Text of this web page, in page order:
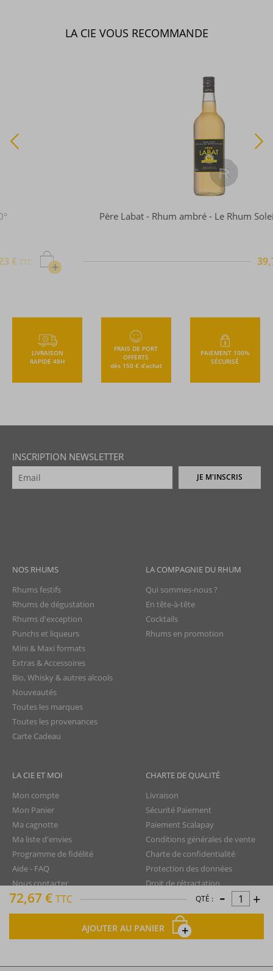
72,67 € TTC QTÉ : - +
AJOUTER AU PANIER
LA CIE VOUS RECOMMANDE
Père Labat - Rhum ambré - Le Rhum Soleil - 1L - 59°
+
39,72 €TTC
LIVRAISON
RAPIDE 48H
FRAIS DE PORT
OFFERTS
dès 150 € d’achat
PAIEMENT 100%
SÉCURISÉ
INSCRIPTION NEWSLETTER
JE M'INSCRIS
NOS RHUMS
Rhums festifs
Rhums de dégustation
Rhums d'exception
Punchs et liqueurs
Mini & Maxi formats
Extras & Accessoires
Bio, Whisky & autres alcools
Nouveautés
Toutes les marques
Toutes les provenances
Carte Cadeau
LA COMPAGNIE DU RHUM
Qui sommes-nous ?
En tête-à-tête
Cocktails
Rhums en promotion
LA CIE ET MOI
Mon compte
Mon Panier
Ma cagnotte
Ma liste d'envies
Programme de fidélité
Aide - FAQ
Nous contacter
CHARTE DE QUALITÉ
Livraison
Sécurité Paiement
Paiement Scalapay
Conditions générales de vente
Charte de confidentialité
Protection des données
Droit de rétractation
Mentions légales
Plan du site